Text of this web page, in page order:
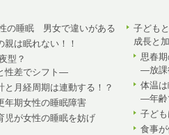
の睡眠 男女で違いがある
親は眠れない！！
型？
性差でシフト—
と月経周期は連動する！？
年期女性の睡眠障害
児が女性の睡眠を妨げ
子ども
成長と
思春
—放課
体温は
—年齢
子ど
食事